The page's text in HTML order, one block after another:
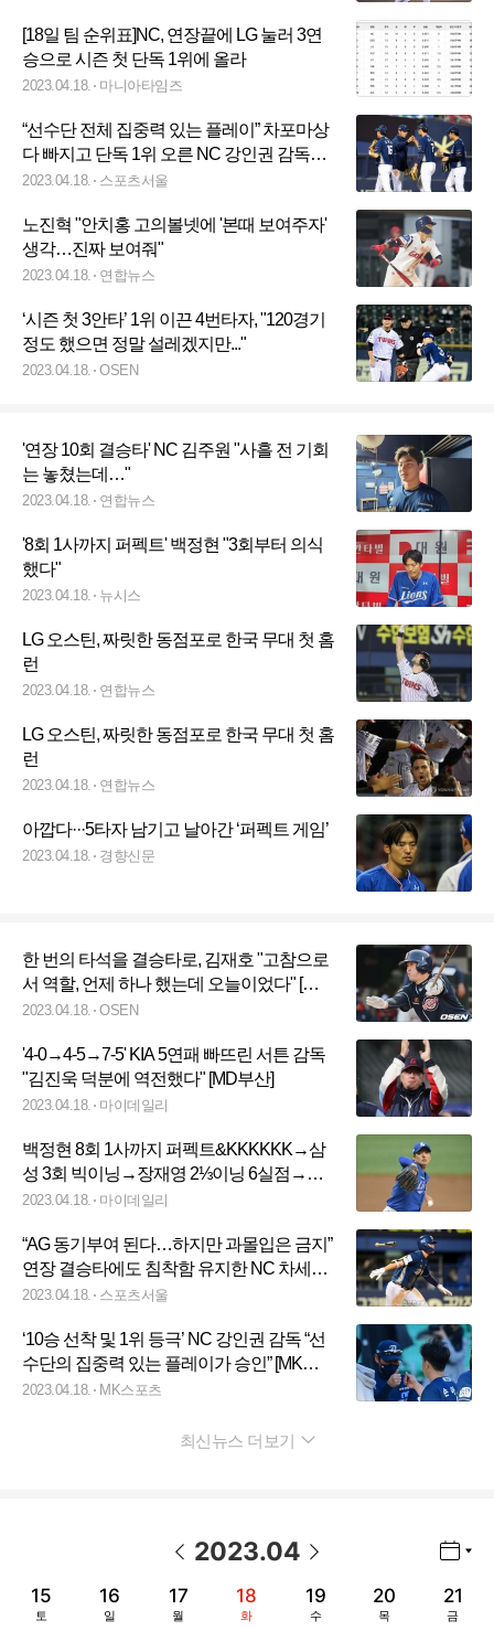
[18일 팀 순위표]NC, 연장끝에 LG 눌러 3연
승으로 시즌 첫 단독 1위에 올라
2023.04.18. 마니아타임즈
“선수단 전체 집중력 있는 플레이” 차포마상
다 빠지고 단독 1위 오른 NC 강인권 감독
[SS잠실in]
2023.04.18. 스포츠서울
노진혁 "안치홍 고의볼넷에 '본때 보여주자'
생각…진짜 보여줘"
2023.04.18. 연합뉴스
‘시즌 첫 3안타’ 1위 이끈 4번타자, "120경기
정도 했으면 정말 설레겠지만..."
2023.04.18. OSEN
'연장 10회 결승타' NC 김주원 "사흘 전 기회
는 놓쳤는데…"
2023.04.18. 연합뉴스
'8회 1사까지 퍼펙트' 백정현 "3회부터 의식
했다"
2023.04.18. 뉴시스
LG 오스틴, 짜릿한 동점포로 한국 무대 첫 홈
런
2023.04.18. 연합뉴스
LG 오스틴, 짜릿한 동점포로 한국 무대 첫 홈
런
2023.04.18. 연합뉴스
아깝다···5타자 남기고 날아간 ‘퍼펙트 게임’
2023.04.18. 경향신문
한 번의 타석을 결승타로, 김재호 "고참으로
서 역할, 언제 하나 했는데 오늘이었다" [대
전 톡톡]
2023.04.18. OSEN
'4-0→4-5→7-5' KIA 5연패 빠뜨린 서튼 감독
"김진욱 덕분에 역전했다" [MD부산]
2023.04.18. 마이데일리
백정현 8회 1사까지 퍼펙트&KKKKKK→삼
성 3회 빅이닝→장재영 2⅓이닝 6실점→삼
성, 키움 5연승 저지[MD고척]
2023.04.18. 마이데일리
“AG 동기부여 된다…하지만 과몰입은 금지”
연장 결승타에도 침착함 유지한 NC 차세대
프랜차이즈 스타[SS잠실in]
2023.04.18. 스포츠서울
‘10승 선착 및 1위 등극’ NC 강인권 감독 “선
수단의 집중력 있는 플레이가 승인” [MK잠
실]
2023.04.18. MK스포츠
최신뉴스 더보기
2023.04
15
토
16
일
17
월
18
화
19
수
20
목
21
금